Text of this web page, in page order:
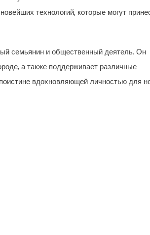
технологий, которые могут
семьянин и общественный деятель. Он
а также поддерживает различные
вдохновляющей личностью для